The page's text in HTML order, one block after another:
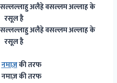
सल्लल्लाहु अलैहे वसल्लम अल्लाह के
रसूल है
सल्लल्लाहु अलैहे वसल्लम अल्लाह के
रसूल है
नमाज़की तरफ
की तरफ